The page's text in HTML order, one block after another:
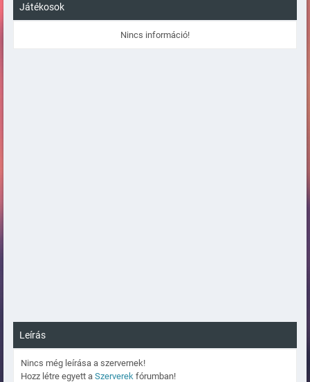
Játékosok
Nincs információ!
Leírás
Nincs még leírása a szervernek!
Hozz létre egyett a Szerverek fórumban!